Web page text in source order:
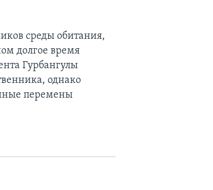
среды обитания,
долгое время
Гурбангулы
однако
перемены